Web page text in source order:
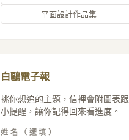
平面設計作品集
白鷗電子報
挑你想追的主題，信裡會附圖表跟
小提醒，讓你記得回來看進度。
姓名（選填）